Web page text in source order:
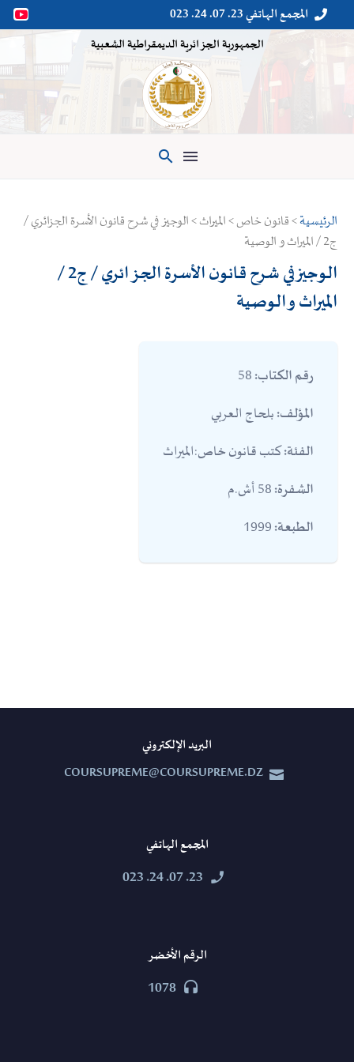

 المجمع الهاتفي 23. 07. 24. 023
الجمهورية الجزائرية الديمقراطية الشعبية

الرئيسية> قانون خاص > الميراث > الوجيز في شرح قانون الأسرة الجزائري /
ج2 / الميراث و الوصية
الوجيز في شرح قانون الأسرة الجزائري / ج2 /
الميراث و الوصية
رقم الكتاب:
المؤلف:بلحاج العربي
الفئة:كتب قانون خاص:الميراث
الشفرة:
الطبعة:
البريد الإلكتروني


COURSUPREME@COURSUPREME.DZ
المجمع الهاتفي


23. 07. 24. 023
الرقم الأخضر


1078